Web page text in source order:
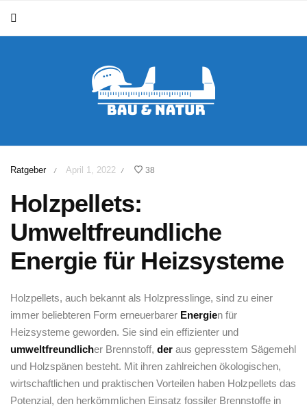
Ratgeber / April 1, 2022 / 38
Holzpellets:
Umweltfreundliche
Energie für Heizsysteme
Holzpellets, auch bekannt ⁣als Holzpresslinge, ⁤sind zu​ einer
immer​ beliebteren ⁢Form erneuerbarer Energien für
‌Heizsysteme geworden. Sie sind ein effizienter‌ und ​
umweltfreundlicher Brennstoff, ​ der aus ‍gepresstem Sägemehl
und Holzspänen besteht. Mit ihren zahlreichen ökologischen,
wirtschaftlichen und praktischen Vorteilen ‍haben Holzpellets ⁣das
Potenzial, den herkömmlichen Einsatz fossiler ‍Brennstoffe in